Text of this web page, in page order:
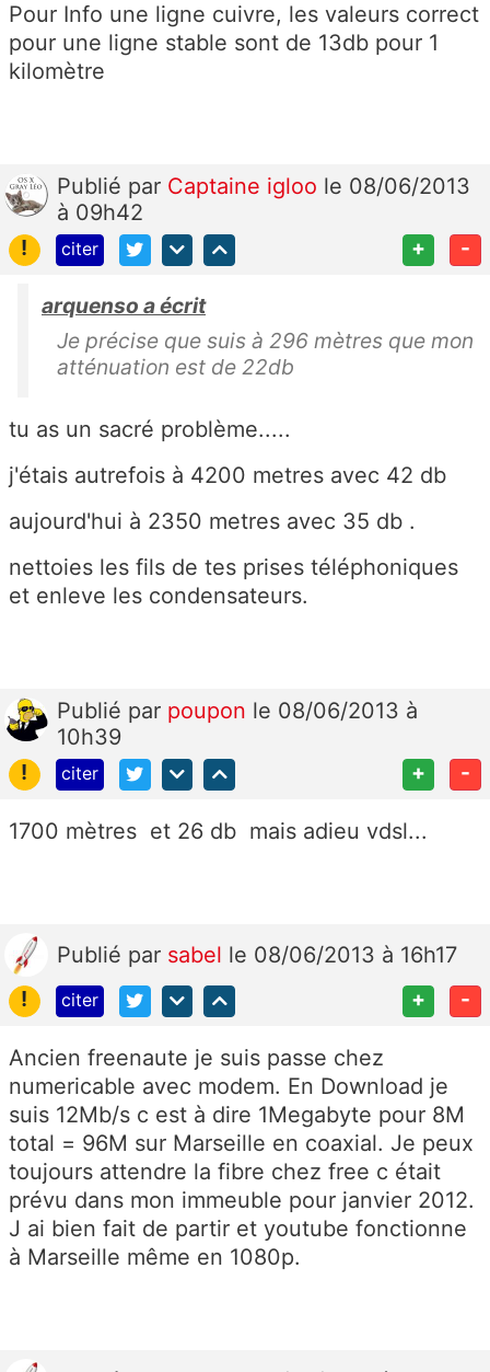
Pour Info une ligne cuivre, les valeurs correct
pour une ligne stable sont de 13db pour 1
kilomètre
Publié par Captaine igloo le 08/06/2013
à 09h42
!
citer + -
arquenso a écrit
Je précise que suis à 296 mètres que mon
atténuation est de 22db
tu as un sacré problème.....
j'étais autrefois à 4200 metres avec 42 db
aujourd'hui à 2350 metres avec 35 db .
nettoies les fils de tes prises téléphoniques
et enleve les condensateurs.
Publié par poupon le 08/06/2013 à
10h39
!
citer + -
1700 mètres et 26 db mais adieu vdsl...
Publié par sabel le 08/06/2013 à 16h17
!
citer + -
Ancien freenaute je suis passe chez
numericable avec modem. En Download je
suis 12Mb/s c est à dire 1Megabyte pour 8M
total = 96M sur Marseille en coaxial. Je peux
toujours attendre la fibre chez free c était
prévu dans mon immeuble pour janvier 2012.
J ai bien fait de partir et youtube fonctionne
à Marseille même en 1080p.